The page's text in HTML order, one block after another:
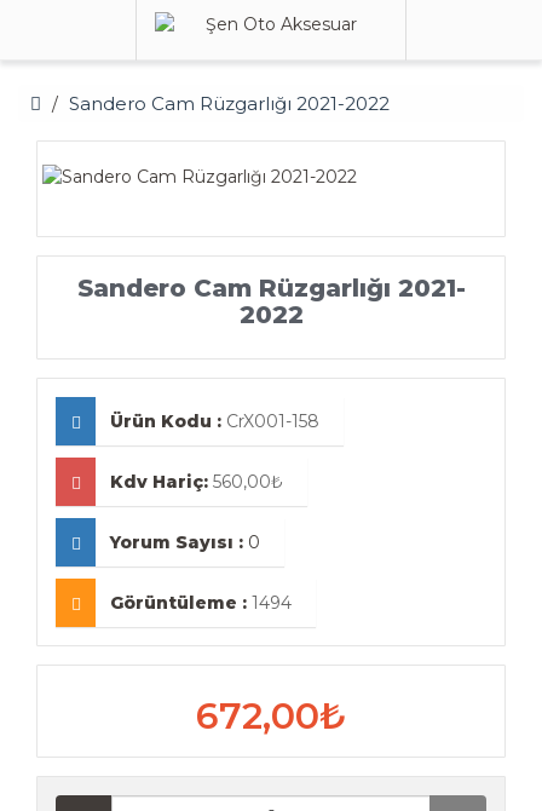
Sandero Cam Rüzgarlığı 2021-2022
Sandero Cam Rüzgarlığı 2021-
2022
Ürün Kodu : CrX001-158
Kdv Hariç: 560,00₺
Yorum Sayısı : 0
Görüntüleme : 1494
672,00₺